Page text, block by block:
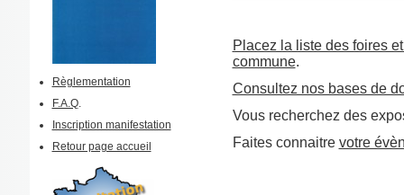
Règlementation
F.A.Q.
Inscription manifestation
Retour page accueil
Placez la liste des foires
commune.
Consultez nos bases de
Vous recherchez des
Faites connaitre votre